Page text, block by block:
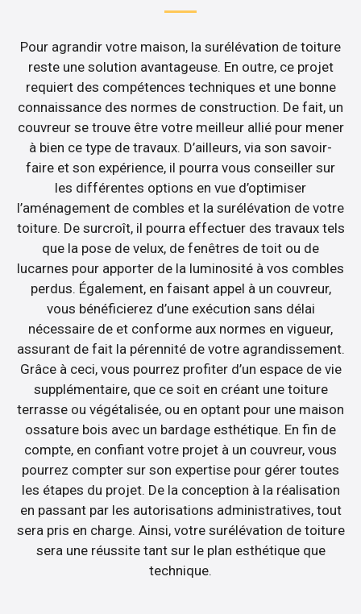
Pour agrandir votre maison, la surélévation de toiture
reste une solution avantageuse. En outre, ce projet
requiert des compétences techniques et une bonne
connaissance des normes de construction. De fait, un
couvreur se trouve être votre meilleur allié pour mener
à bien ce type de travaux. D’ailleurs, via son savoir-
faire et son expérience, il pourra vous conseiller sur
les différentes options en vue d’optimiser
l’aménagement de combles et la surélévation de votre
toiture. De surcroît, il pourra effectuer des travaux tels
que la pose de velux, de fenêtres de toit ou de
lucarnes pour apporter de la luminosité à vos combles
perdus. Également, en faisant appel à un couvreur,
vous bénéficierez d’une exécution sans délai
nécessaire de et conforme aux normes en vigueur,
assurant de fait la pérennité de votre agrandissement.
Grâce à ceci, vous pourrez profiter d’un espace de vie
supplémentaire, que ce soit en créant une toiture
terrasse ou végétalisée, ou en optant pour une maison
ossature bois avec un bardage esthétique. En fin de
compte, en confiant votre projet à un couvreur, vous
pourrez compter sur son expertise pour gérer toutes
les étapes du projet. De la conception à la réalisation
en passant par les autorisations administratives, tout
sera pris en charge. Ainsi, votre surélévation de toiture
sera une réussite tant sur le plan esthétique que
technique.